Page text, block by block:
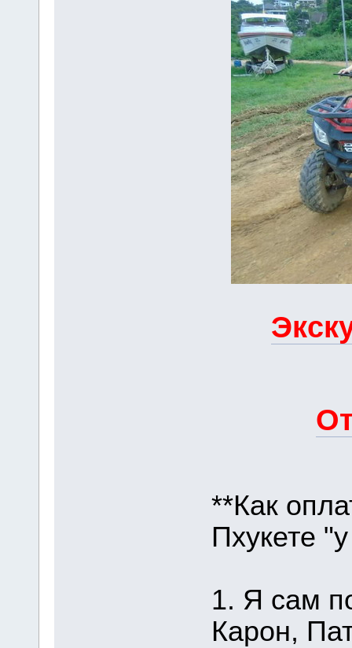
**Как
Пхукете
1. Я сам
Карон,